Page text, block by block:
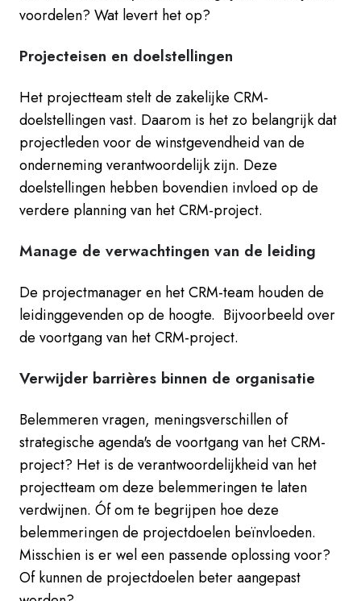
voordelen? Wat levert het op?
Projecteisen en doelstellingen
Het projectteam stelt de zakelijke CRM-
doelstellingen vast. Daarom is het zo belangrijk dat
projectleden voor de winstgevendheid van de
onderneming verantwoordelijk zijn. Deze
doelstellingen hebben bovendien invloed op de
verdere planning van het CRM-project.
Manage de verwachtingen van de leiding
De projectmanager en het CRM-team houden de
leidinggevenden op de hoogte. Bijvoorbeeld over
de voortgang van het CRM-project.
Verwijder barrières binnen de organisatie
Belemmeren vragen, meningsverschillen of
strategische agenda's de voortgang van het CRM-
project? Het is de verantwoordelijkheid van het
projectteam om deze belemmeringen te laten
verdwijnen. Óf om te begrijpen hoe deze
belemmeringen de projectdoelen beïnvloeden.
Misschien is er wel een passende oplossing voor?
Of kunnen de projectdoelen beter aangepast